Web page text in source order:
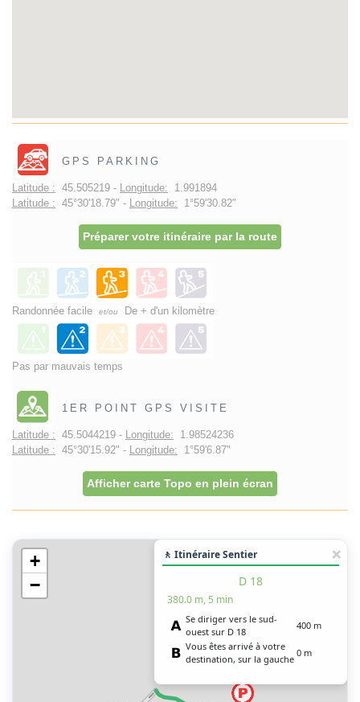
GPS PARKING
Latitude : 45.505219 - Longitude: 1.991894
Latitude : 45°30'18.79" - Longitude: 1°59'30.82"
Préparer votre itinéraire par la route
Randonnée facile et/ou De + d'un kilomètre
Pas par mauvais temps
1ER POINT GPS VISITE
Latitude : 45.5044219 - Longitude: 1.98524236
Latitude : 45°30'15.92" - Longitude: 1°59'6.87"
Afficher carte Topo en plein écran
+
−
🚶 Itinéraire Sentier
D 18
380.0 m, 5 min
Se diriger vers le sud-
ouest sur D 18
400 m
Vous êtes arrivé à votre
destination, sur la gauche
0 m